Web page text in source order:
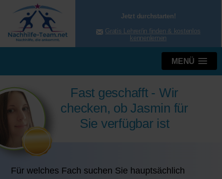
Jetzt durchstarten!
Gratis Lehrer/in finden & kostenlos
kennenlernen
MENÜ
Fast geschafft - Wir
checken, ob Jasmin für
Sie verfügbar ist
Für welches Fach suchen Sie hauptsächlich